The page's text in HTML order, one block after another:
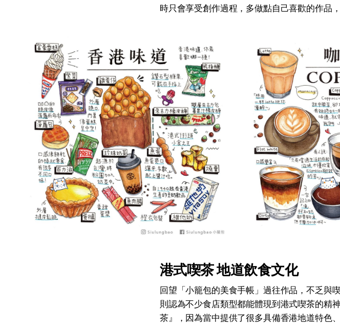
時只會享受創作過程，多做點自己喜歡的作品
港式喫茶 地道飲食文化
回望「小籠包的美食手帳」過往作品，不乏與
則認為不少食店類型都能體現到港式喫茶的精
茶』，因為當中提供了很多具備香港地道特色